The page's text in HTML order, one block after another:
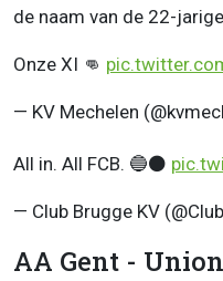
de naam van de 22-
Onze XI 👊
— KV Mechelen
All in. All FCB. 🔵⚫️
— Club Brugge KV
AA Gent - Union